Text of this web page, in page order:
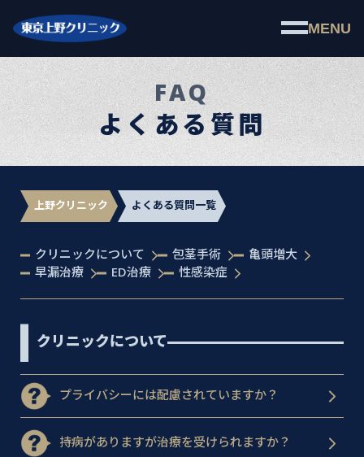
MENU
FAQ
よくある質問
上野クリニック よくある質問一覧
クリニックについて 包茎手術
亀頭増大
早漏治療
ED治療 性感染症
クリニックについて
プライバシーには配慮されていますか？
持病がありますが治療を受けられますか？